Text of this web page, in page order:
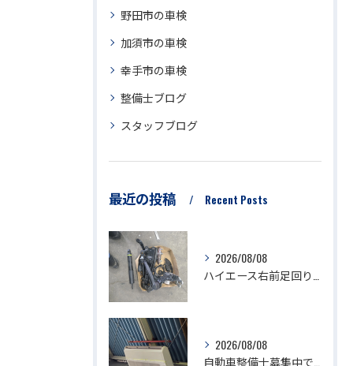
野田市の車検
加須市の車検
幸手市の車検
整備士ブログ
スタッフブログ
最近の投稿 Recent Posts
2026/08/08
2026/08/08